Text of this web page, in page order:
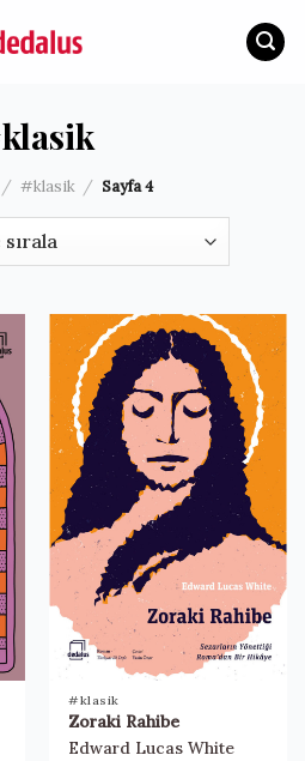
/ #klasik / Sayfa 4
#klasik
Zoraki Rahibe
Edward Lucas White